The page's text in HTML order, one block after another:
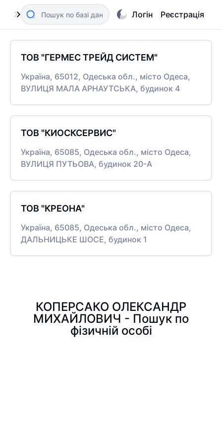
Логін Реєстрація
ТОВ "ГЕРМЕС ТРЕЙД СИСТЕМ"
Україна, 65012, Одеська обл., місто Одеса,
ВУЛИЦЯ МАЛА АРНАУТСЬКА, будинок 4
ТОВ "КИОСКСЕРВИС"
Україна, 65085, Одеська обл., місто Одеса,
ВУЛИЦЯ ПУТЬОВА, будинок 20-А
ТОВ "КРЕОНА"
Україна, 65085, Одеська обл., місто Одеса,
ДАЛЬНИЦЬКЕ ШОСЕ, будинок 1
КОПЕРСАКО ОЛЕКСАНДР
МИХАЙЛОВИЧ - Пошук по
фізичній особі